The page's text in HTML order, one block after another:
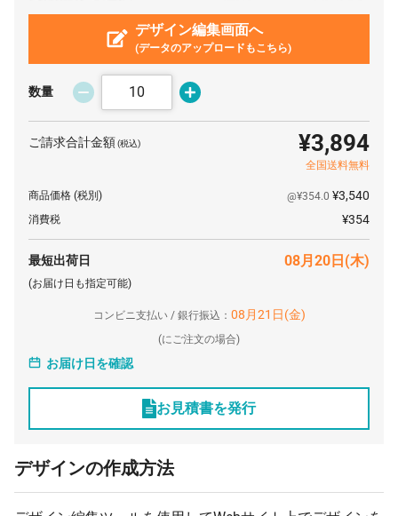
デザイン編集画面へ
(データのアップロードもこちら)
数量
ご請求合計金額(税込) ¥3,894
全国送料無料
商品価格 (税別) @¥354.0 ¥3,540
消費税 ¥354
最短出荷日 08月20日(木)
(お届け日も指定可能)
コンビニ支払い / 銀行振込： 08月21日(金)
(にご注文の場合)
お届け日を確認
お見積書を発行
デザインの作成方法